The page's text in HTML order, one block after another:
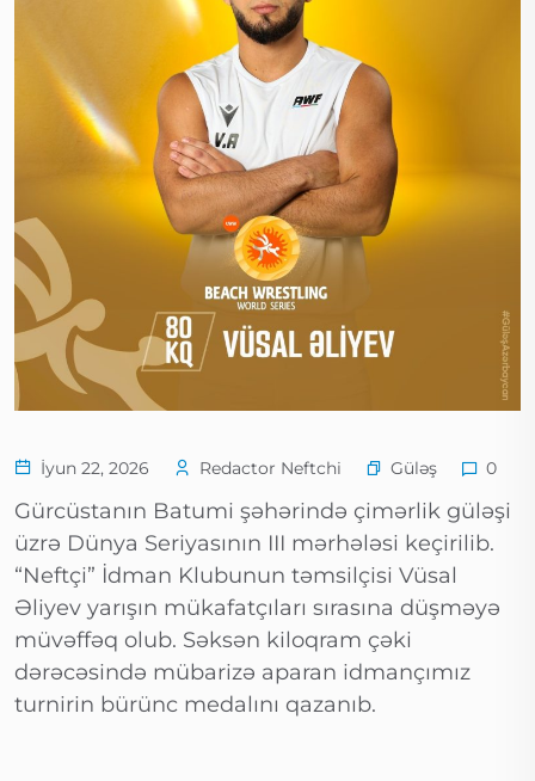
İyun 22, 2026 Redactor Neftchi Güləş 0
Gürcüstanın Batumi şəhərində çimərlik güləşi
üzrə Dünya Seriyasının III mərhələsi keçirilib.
“Neftçi” İdman Klubunun təmsilçisi Vüsal
Əliyev yarışın mükafatçıları sırasına düşməyə
müvəffəq olub. Səksən kiloqram çəki
dərəcəsində mübarizə aparan idmançımız
turnirin bürünc medalını qazanıb.